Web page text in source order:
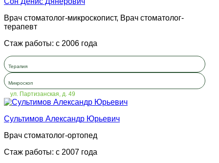
Врач стоматолог-микроскопист, Врач стоматолог-
терапевт
Стаж работы: с 2006 года
Терапия
Микроскоп
ул. Партизанская, д. 49
Сультимов Александр Юрьевич
Врач стоматолог-ортопед
Стаж работы: с 2007 года